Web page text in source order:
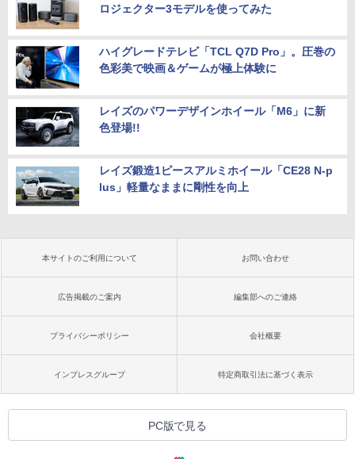
ロジェクター3モデルを使ってみた
ハイグレードテレビ「TCL Q7D Pro」。圧巻の
色彩美で映画＆ゲームが極上体験に
レイズのパワーデザインホイール「M6」に新
色登場!!
レイズ鍛造1ピースアルミホイール「CE28 N-p
lus」軽量なままに剛性を向上
本サイトのご利用について お問い合わせ
広告掲載のご案内 編集部へのご連絡
プライバシーポリシー 会社概要
インプレスグループ 特定商取引法に基づく表示
PC版で見る